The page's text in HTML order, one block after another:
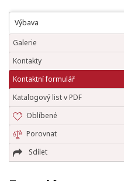
Výbava
Galerie
Kontakty
Kontaktní formulář
Katalogový list v PDF
Oblíbené
Porovnat
Sdílet